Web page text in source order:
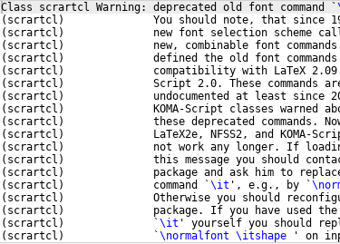
Class scrartcl Warning: deprecated old font command `
( scrartcl )
You should note, that since
( scrartcl )
new font selection scheme
( scrartcl )
new, combinable font
( scrartcl )
defined the old font commands
( scrartcl )
compatibility with LaTeX
( scrartcl )
Script 2.0. These commands
( scrartcl )
undocumented at least since
( scrartcl )
KOMA-Script classes warned
( scrartcl )
these deprecated commands.
( scrartcl )
LaTeX2e, NFSS2, and KOMA-
( scrartcl )
not work any longer. If
( scrartcl )
this message you should
( scrartcl )
package and ask him to
( scrartcl )
              command `
\it ', e.g., by `
( scrartcl )
Otherwise you should
( scrartcl )
package. If you have used
( scrartcl )
              `
\it ' yourself you should
( scrartcl )
              `
\normalfont \itshape ' on